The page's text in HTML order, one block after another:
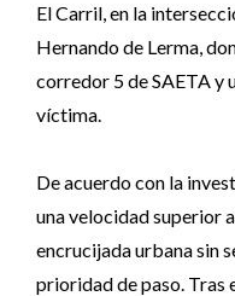
El Carril, en la
Hernando de Lerma,
corredor 5 de SAETA y
víctima.
De acuerdo con la
una velocidad superior
encrucijada urbana sin
prioridad de paso.